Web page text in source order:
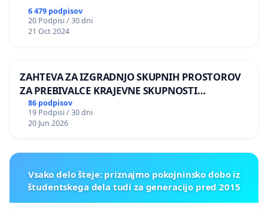
6 479 podpisov
20 Podpisi / 30 dni
21 Oct 2024
ZAHTEVA ZA IZGRADNJO SKUPNIH PROSTOROV
ZA PREBIVALCE KRAJEVNE SKUPNOSTI
PRESTRANEK
86 podpisov
19 Podpisi / 30 dni
20 Jun 2026
Vsako delo šteje: priznajmo pokojninsko dobo iz
študentskega dela tudi za generacijo pred 2015